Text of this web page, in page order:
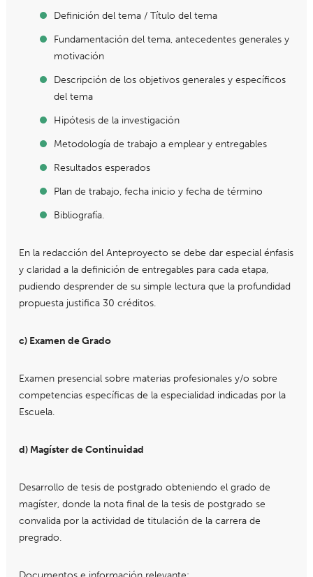
Definición del tema / Título del tema
Fundamentación del tema, antecedentes generales y
motivación
Descripción de los objetivos generales y específicos
del tema
Hipótesis de la investigación
Metodología de trabajo a emplear y entregables
Resultados esperados
Plan de trabajo, fecha inicio y fecha de término
Bibliografía.
En la redacción del Anteproyecto se debe dar especial énfasis
y claridad a la definición de entregables para cada etapa,
pudiendo desprender de su simple lectura que la profundidad
propuesta justifica 30 créditos.
c) Examen de Grado
Examen presencial sobre materias profesionales y/o sobre
competencias específicas de la especialidad indicadas por la
Escuela.
d) Magíster de Continuidad
Desarrollo de tesis de postgrado obteniendo el grado de
magíster, donde la nota final de la tesis de postgrado se
convalida por la actividad de titulación de la carrera de
pregrado.